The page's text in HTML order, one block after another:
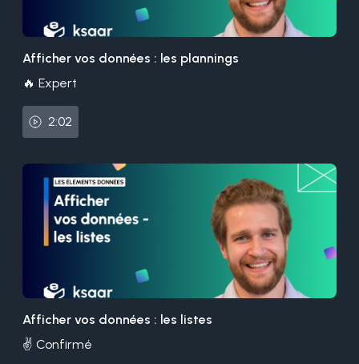
Afficher vos données : les plannings
🔥 Expert
2:02
Afficher vos données : les listes
✌️ Confirmé